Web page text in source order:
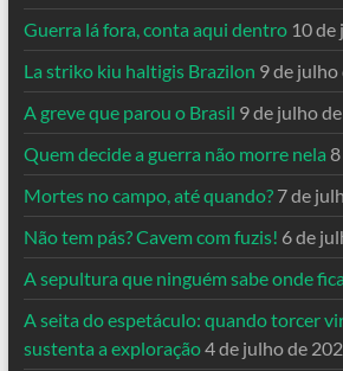
Guerra lá fora, conta aqui dentro 10 de
La striko kiu haltigis Brazilon 9 de
A greve que parou o Brasil 9 de julho
Quem decide a guerra não morre nela
Mortes no campo, até quando? 7 de
Não tem pás? Cavem com fuzis! 6 de
A sepultura que ninguém sabe onde fica
A seita do espetáculo: quando torcer
sustenta a exploração4 de julho de